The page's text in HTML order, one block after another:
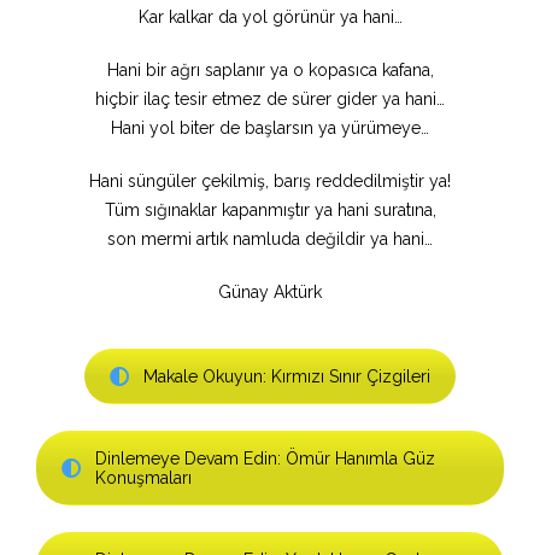
Kar kalkar da yol görünür ya hani…
Hani bir ağrı saplanır ya o kopasıca kafana,
hiçbir ilaç tesir etmez de sürer gider ya hani…
Hani yol biter de başlarsın ya yürümeye…
Hani süngüler çekilmiş, barış reddedilmiştir ya!
Tüm sığınaklar kapanmıştır ya hani suratına,
son mermi artık namluda değildir ya hani…
Günay Aktürk
Makale Okuyun: Kırmızı Sınır Çizgileri
Dinlemeye Devam Edin: Ömür Hanımla Güz
Konuşmaları